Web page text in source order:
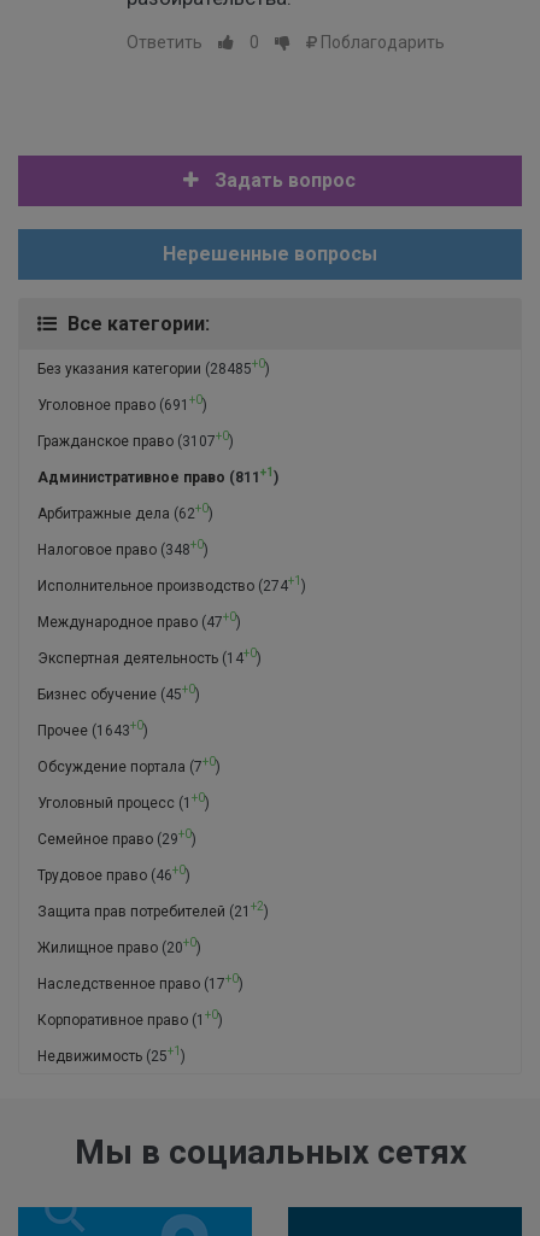
Ответить 0 Поблагодарить
Задать вопрос
Нерешенные вопросы
Все категории:
Без указания категории (28485+0)
Уголовное право (691 +0)
Гражданское право (3107+0)
Административное право (811+1 )
Арбитражные дела (62+0)
Налоговое право (348+0)
Исполнительное производство (274+1 )
Международное право (47+0)
Экспертная деятельность (14+0)
Бизнес обучение (45+0)
Прочее (1643+0)
Обсуждение портала (7+0)
Уголовный процесс (1 +0)
Семейное право (29+0)
Трудовое право (46+0)
Защита прав потребителей (21 +2)
Жилищное право (20+0)
Наследственное право (17+0)
Корпоративное право (1 +0)
Недвижимость (25+1 )
Мы в социальных сетях